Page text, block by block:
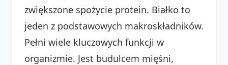
zwiększone spożycie protein. Białko to
jeden z podstawowych makroskładników.
Pełni wiele kluczowych funkcji w
organizmie. Jest budulcem mięśni,